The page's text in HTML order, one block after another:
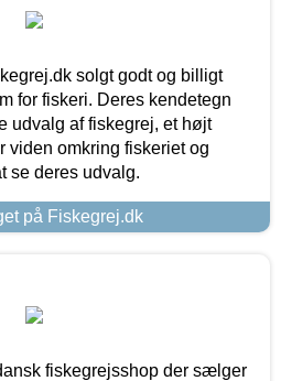
solgt godt og billigt
for fiskeri. Deres kendetegn
udvalg af fiskegrej, et højt
viden omkring fiskeriet og
se deres udvalg.
på Fiskegrej.dk
fiskegrejsshop der sælger